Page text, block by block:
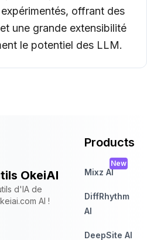
offrant des
une grande extensibilité
le potentiel des LLM.
OkeiAI
d'IA de
AI !
Products
Mixz AI
New
DiffRhythm
AI
DeepSite AI